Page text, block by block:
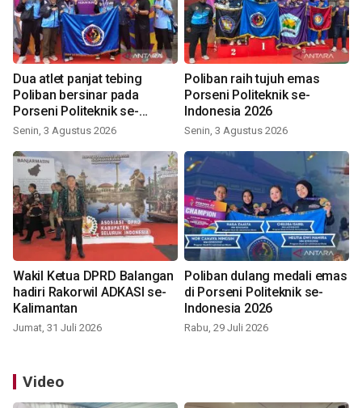
Dua atlet panjat tebing
Poliban bersinar pada
Porseni Politeknik se-
Indonesia 2026
Senin, 3 Agustus 2026
Poliban raih tujuh emas
Porseni Politeknik se-
Indonesia 2026
Senin, 3 Agustus 2026
Wakil Ketua DPRD Balangan
hadiri Rakorwil ADKASI se-
Kalimantan
Jumat, 31 Juli 2026
Poliban dulang medali emas
di Porseni Politeknik se-
Indonesia 2026
Rabu, 29 Juli 2026
Video